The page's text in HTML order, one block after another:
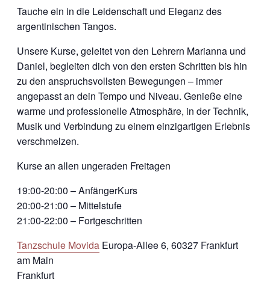
Tauche ein in die Leidenschaft und Eleganz des
argentinischen Tangos.
Unsere Kurse, geleitet von den Lehrern Marianna und
Daniel, begleiten dich von den ersten Schritten bis hin
zu den anspruchsvollsten Bewegungen – immer
angepasst an dein Tempo und Niveau. Genieße eine
warme und professionelle Atmosphäre, in der Technik,
Musik und Verbindung zu einem einzigartigen Erlebnis
verschmelzen.
Kurse an allen ungeraden Freitagen
19:00-20:00 – AnfängerKurs
20:00-21:00 – Mittelstufe
21:00-22:00 – Fortgeschritten
Tanzschule Movida Europa-Allee 6, 60327 Frankfurt
am Main
Frankfurt